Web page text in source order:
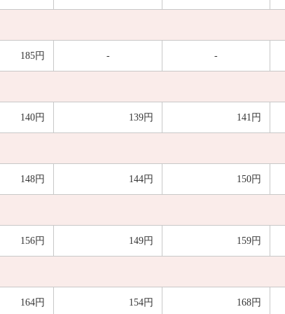
185円 - -
140円 139円 141円
148円 144円 150円
156円 149円 159円
164円 154円 168円